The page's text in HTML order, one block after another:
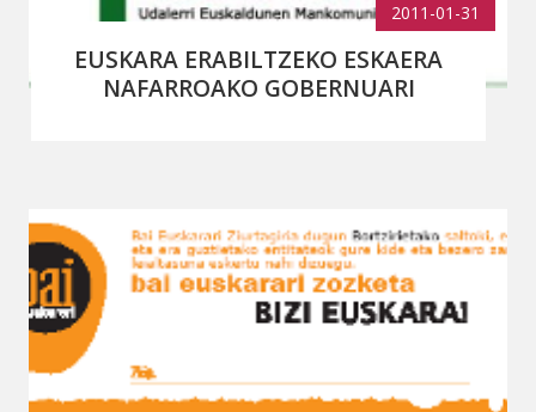
2011-01-31
EUSKARA ERABILTZEKO ESKAERA
NAFARROAKO GOBERNUARI